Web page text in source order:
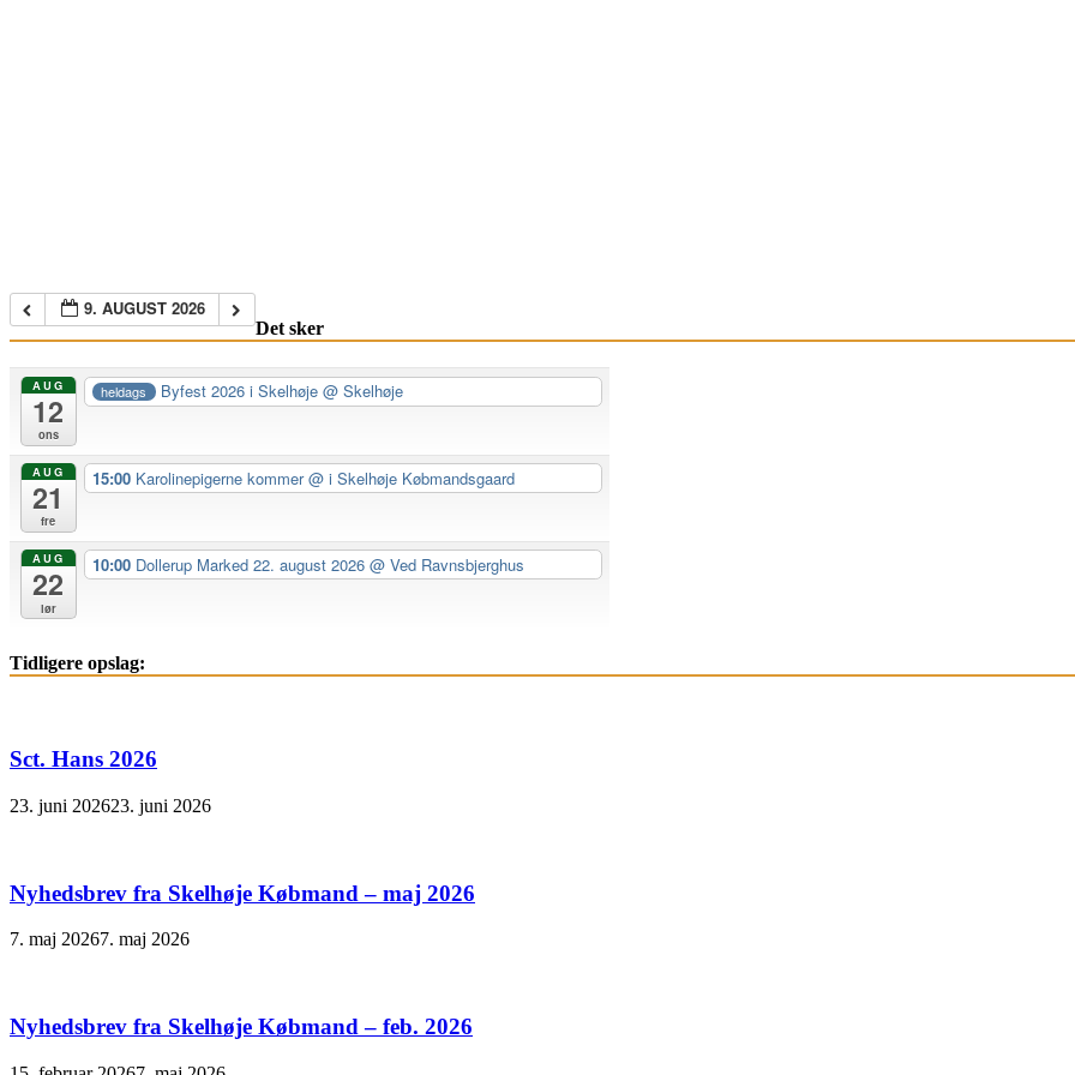
9. AUGUST 2026
Det sker
AUG
12
ons
heldags Byfest 2026 i Skelhøje@ Skelhøje
AUG
21
fre
15:00 Karolinepigerne kommer@ i Skelhøje Købmandsgaard
AUG
22
lør
10:00 Dollerup Marked 22. august 2026 @ Ved Ravnsbjerghus
Tidligere opslag:
Sct. Hans 2026
23. juni 202623. juni 2026
Nyhedsbrev fra Skelhøje Købmand – maj 2026
7. maj 20267. maj 2026
Nyhedsbrev fra Skelhøje Købmand – feb. 2026